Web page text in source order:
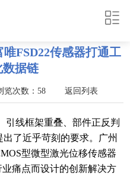
FSD22传感器打通工
数据链
览次数：58 返回列表
引线框架重叠、部件正反判
了近乎苛刻的要求。广州
型微型激光位移传感器
痛点而设计的创新解决方